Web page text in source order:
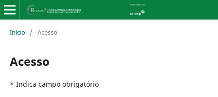
Início / Acesso
Acesso
* Indica campo obrigatório